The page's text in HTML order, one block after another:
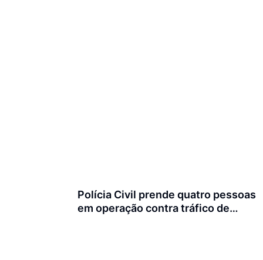
Polícia Civil prende quatro pessoas
em operação contra tráfico de